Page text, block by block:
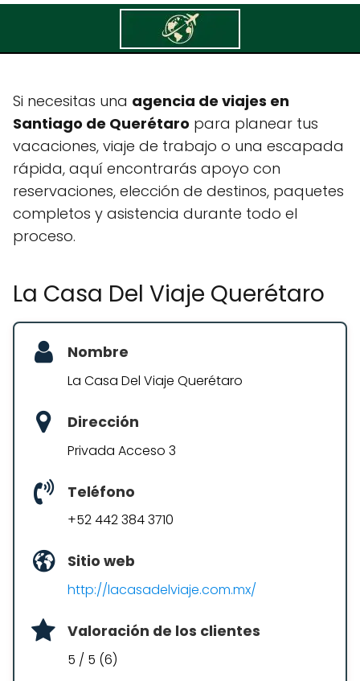
La Casa Del Viaje Querétaro
Si necesitas una agencia de viajes en
Santiago de Querétaro para planear tus
vacaciones, viaje de trabajo o una escapada
rápida, aquí encontrarás apoyo con
reservaciones, elección de destinos, paquetes
completos y asistencia durante todo el
proceso.
La Casa Del Viaje Querétaro
Nombre
La Casa Del Viaje Querétaro
Dirección
Privada Acceso 3
Teléfono
+52 442 384 3710
Sitio web
http://lacasadelviaje.com.mx/
Valoración de los clientes
5 / 5 (6)